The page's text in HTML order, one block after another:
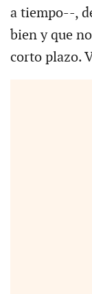
a tiempo--,
bien y que
corto plazo.